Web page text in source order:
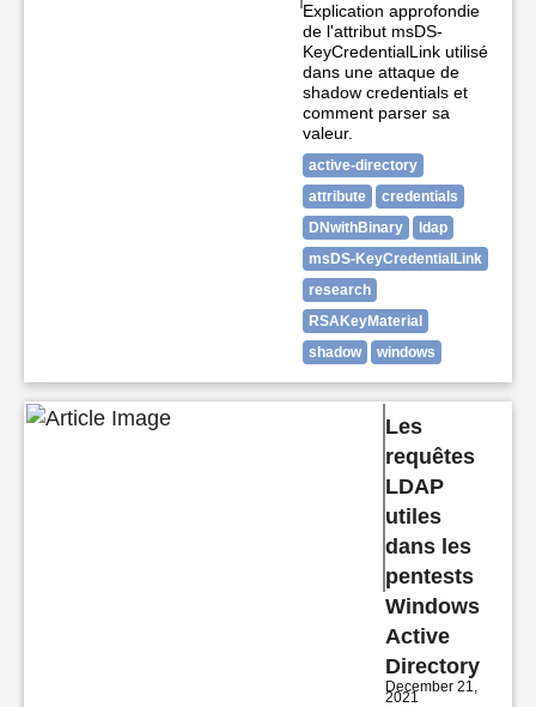
Explication approfondie
de l'attribut msDS-
KeyCredentialLink utilisé
dans une attaque de
shadow credentials et
comment parser sa
valeur.
active-directory
attribute
credentials
DNwithBinary
ldap
msDS-KeyCredentialLink
research
RSAKeyMaterial
shadow
windows
Les
requêtes
LDAP
utiles
dans les
pentests
Windows
Active
Directory
December 21,
2021